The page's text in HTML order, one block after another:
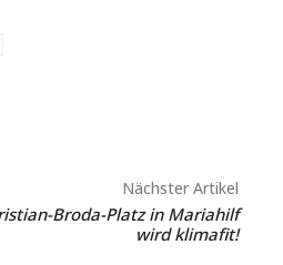
Nächster Artikel
Broda-Platz in Mariahilf
wird klimafit!